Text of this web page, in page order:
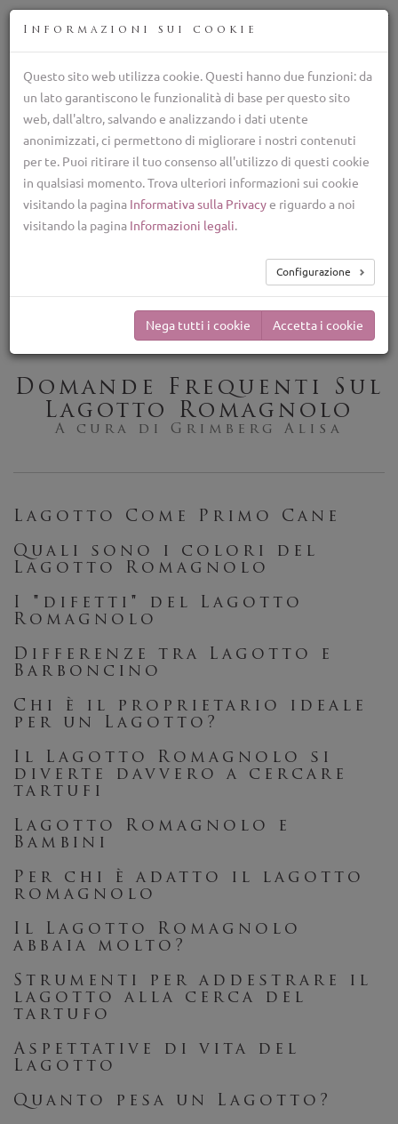
italiano
+39 329 782 5970
lagottolab@gmail.com
FAQ sul Lagotto
Romagnolo
Domande Frequenti Sul
Lagotto Romagnolo
A cura di Grimberg Alisa
Lagotto Come Primo Cane
Quali sono i colori del
Lagotto Romagnolo
I "difetti" del Lagotto
Romagnolo
Differenze tra Lagotto e
Barboncino
Chi è il proprietario ideale
per un Lagotto?
Il Lagotto Romagnolo si
diverte davvero a cercare
tartufi
Lagotto Romagnolo e
Bambini
Per chi è adatto il lagotto
romagnolo
Il Lagotto Romagnolo
abbaia molto?
Strumenti per addestrare il
lagotto alla cerca del
tartufo
Aspettative di vita del
Lagotto
Quanto pesa un Lagotto?
Informazioni sui cookie
Questo sito web utilizza cookie. Questi hanno due funzioni: da
un lato garantiscono le funzionalità di base per questo sito
web, dall'altro, salvando e analizzando i dati utente
anonimizzati, ci permettono di migliorare i nostri contenuti
per te. Puoi ritirare il tuo consenso all'utilizzo di questi cookie
in qualsiasi momento. Trova ulteriori informazioni sui cookie
visitando la pagina Informativa sulla Privacye riguardo a noi
visitando la pagina Informazioni legali.
Configurazione
Nega tutti i cookie Accetta i cookie